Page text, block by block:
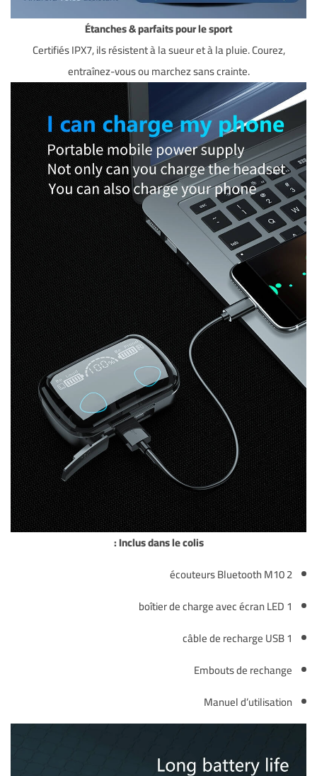
Étanches & parfaits pour le sport
Certifiés IPX7, ils résistent à la sueur et à la pluie. Courez,
entraînez-vous ou marchez sans crainte.
Inclus dans le colis :
2 écouteurs Bluetooth M10
1 boîtier de charge avec écran LED
1 câble de recharge USB
Embouts de rechange
Manuel d’utilisation